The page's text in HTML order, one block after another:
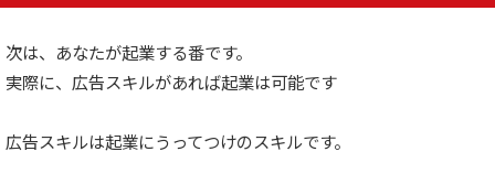
次は、あなたが起業する番です。
実際に、広告スキルがあれば起業は可能です
広告スキルは起業にうってつけのスキルです。